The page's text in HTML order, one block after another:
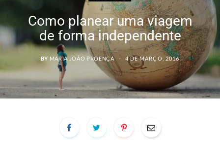
Como planear uma viagem
de forma independente
BY MARIA JOÃO PROENÇA 4 DE MARÇO, 2016